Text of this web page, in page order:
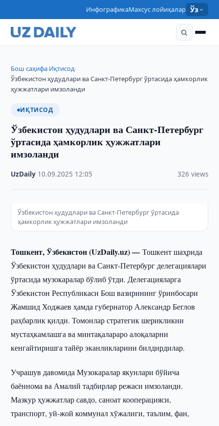
ИнфографикаМахсус лойиҳалар Ўз
Бош саҳифа›Иқтисод›
Ўзбекистон ҳудудлари ва Санкт-Петербург ўртасида ҳамкорлик
ҳужжатлари имзоланди
ИҚТИСОД
Ўзбекистон ҳудудлари ва Санкт-Петербург
ўртасида ҳамкорлик ҳужжатлари
имзоланди
UzDaily 10.09.2025 12:05 326 views
Ўзбекистон ҳудудлари ва Санкт-Петербург ўртасида
ҳамкорлик ҳужжатлари имзоланди
Тошкент, Ўзбекистон (UzDaily.uz) —Тошкент шаҳрида
Ўзбекистон ҳудудлари ва Санкт-Петербург делегациялари
ўртасида музокаралар бўлиб ўтди. Делегацияларга
Ўзбекистон Республикаси Бош вазирининг ўринбосари
Жамшид Ходжаев ҳамда губернатор Александр Беглов
раҳбарлик қилди. Томонлар стратегик шерикликни
мустаҳкамлашга ва минтақалараро алоқаларни
кенгайтиришга тайёр эканликларини билдирдилар.
Учрашув давомида Музокаралар якунлари бўйича
баённома ва Амалий тадбирлар режаси имзоланди.
Мазкур ҳужжатлар савдо, саноат кооперацияси,
транспорт, уй-жой коммунал хўжалиги, таълим, фан,